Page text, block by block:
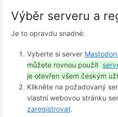
Výběr serveru a
Je to opravdu snadné:
Vyberte si server Mastodon.
můžete rovnou použít
je otevřen všem českým
Klikněte na požadovaný
vlastní webovou stránku
zaregistrovat.